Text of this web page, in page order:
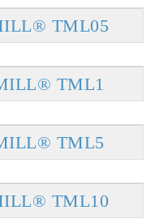
TML05
TML1
TML5
TML10